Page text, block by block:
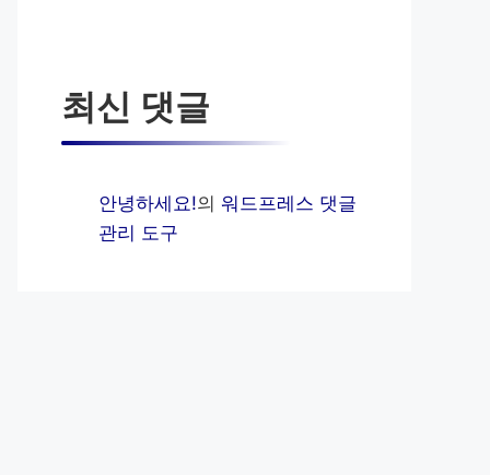
최신 댓글
안녕하세요!의 워드프레스 댓글
관리 도구